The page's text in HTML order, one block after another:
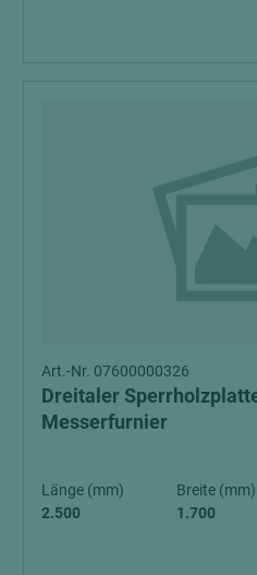
Art.-Nr. 07600000326
Dreitaler
Messerfurnier
Länge (mm)
2.500
Breite (mm)
1.700